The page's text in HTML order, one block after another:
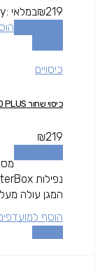
₪219
במלאי
כיסויים
כיסוי שחור OtterBox Symmetry – GALAXY S10 PLUS
₪219
המגן עולה
הוסף